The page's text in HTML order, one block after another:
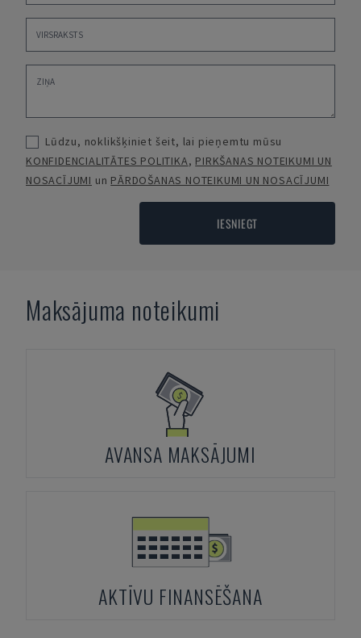
Lūdzu, noklikšķiniet šeit, lai pieņemtu mūsu
KONFIDENCIALITĀTES POLITIKA, PIRKŠANAS NOTEIKUMI UN
NOSACĪJUMI un PĀRDOŠANAS NOTEIKUMI UN NOSACĪJUMI
IESNIEGT
Maksājuma noteikumi
AVANSA MAKSĀJUMI
AKTĪVU FINANSĒŠANA